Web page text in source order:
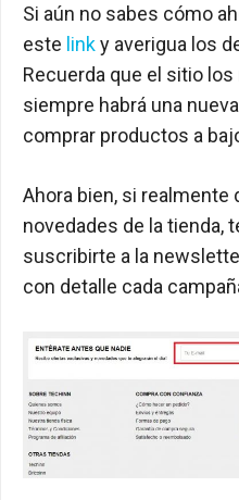
Si aún no sabes cómo
este linky averigua los
Recuerda que el sitio
siempre habrá una
comprar productos a
Ahora bien, si
novedades de la tienda,
suscribirte a la
con detalle cada